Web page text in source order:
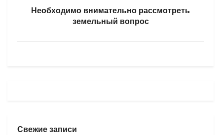
Необходимо внимательно рассмотреть
земельный вопрос
Свежие записи